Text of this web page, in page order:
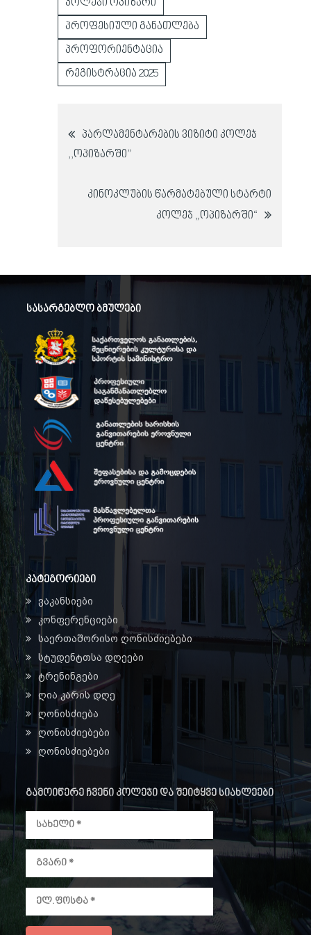
კოლეჯი ოპიზარი
პროფესიული განათლება
პროფორიენტაცია
რეგისტრაცია 2025
პოსტის
ნავიგაცია
პარლამენტარების ვიზიტი კოლეჯ
,,ოპიზარში”
კინოკლუბის წარმატებული სტარტი
კოლეჯ „ოპიზარში“
სასარგებლო ბმულები
კატეგორიები
ვაკანსიები
კონფერენციები
საერთაშორისო ღონისძიებები
სტუდენტთსა დღეები
ტრენინგები
ღია კარის დღე
ღონისძიება
ღონისძიებები
ღონისძიებები
გამოიწერე ჩვენი კოლეჯი და შეიტყვე სიახლეები